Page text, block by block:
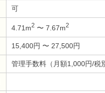
可
4.71m2 〜 7.67m2
15,400円 〜 27,500円
管理手数料（月額1,000円/税